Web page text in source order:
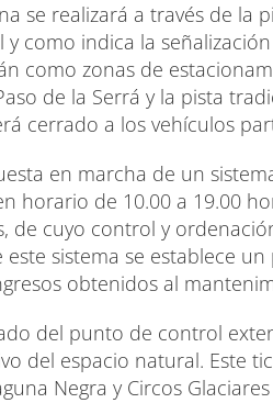
se realizará a través de la
como indica la
como zonas de
de la Serrá y la pista
cerrado a los vehículos
en marcha de un
horario de 10.00 a 19.00
de cuyo control y
este sistema se establece
obtenidos al
del punto de control
del espacio natural. Este
Negra y Circos